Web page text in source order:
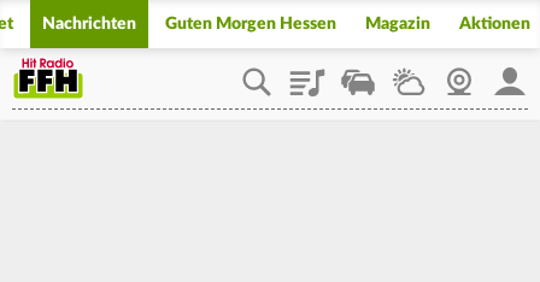
Nachrichten Guten Morgen Hessen Magazin Aktionen
PlaylistStaupilotWetterWebcam